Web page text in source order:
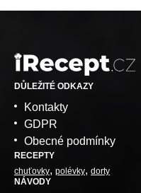
DŮLEŽITÉ ODKAZY
Kontakty
GDPR
Obecné podmínky
RECEPTY
chuťovky polévky dorty
NÁVODY